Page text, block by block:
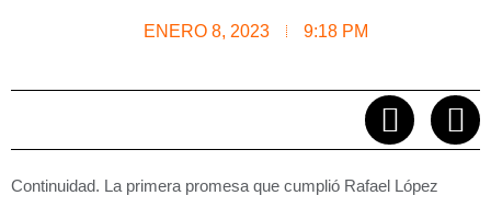
ENERO 8, 2023 9:18 PM
Continuidad. La primera promesa que cumplió Rafael López